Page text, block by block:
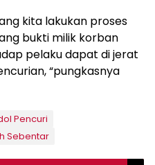
kita lakukan proses
bukti milik korban
pelaku dapat di jerat
“pungkasnya
Pencuri
Sebentar